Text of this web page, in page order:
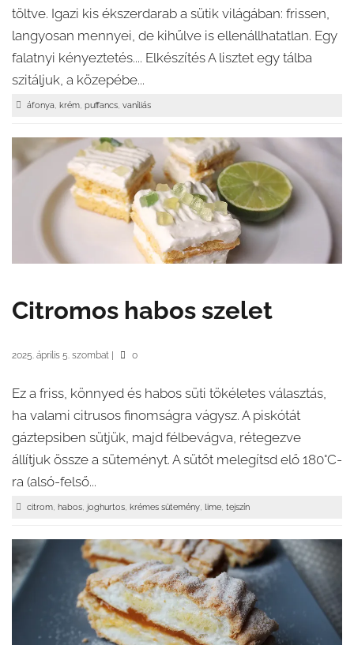
töltve. Igazi kis ékszerdarab a sütik világában: frissen,
langyosan mennyei, de kihűlve is ellenállhatatlan. Egy
falatnyi kényeztetés.... Elkészítés A lisztet egy tálba
szitáljuk, a közepébe...
áfonya, krém, puffancs, vaníliás
Citromos habos szelet
2025. április 5. szombat 0
Ez a friss, könnyed és habos süti tökéletes választás,
ha valami citrusos finomságra vágysz. A piskótát
gáztepsiben sütjük, majd félbevágva, rétegezve
állítjuk össze a süteményt. A sütőt melegítsd elő 180°C-
ra (alsó-felső...
citrom, habos, joghurtos, krémes sütemény, lime, tejszín